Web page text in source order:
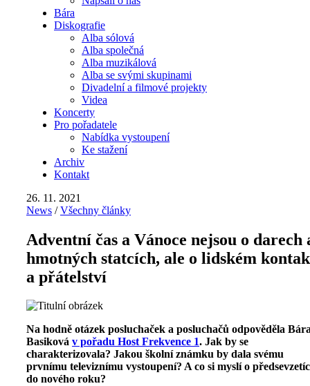
Bára
Diskografie
Alba sólová
Alba společná
Alba muzikálová
Alba se svými skupinami
Divadelní a filmové projekty
Videa
Koncerty
Pro pořadatele
Nabídka vystoupení
Ke stažení
Archiv
Kontakt
26. 11. 2021
News /Všechny články
Adventní čas a Vánoce nejsou o darech
hmotných statcích, ale o lidském
a přátelství
Na hodně otázek posluchaček a posluchačů odpověděla
Basiková v pořadu Host Frekvence 1. Jak by se
charakterizovala? Jakou školní známku by dala svému
prvnímu televiznímu vystoupení? A co si myslí o
do nového roku?